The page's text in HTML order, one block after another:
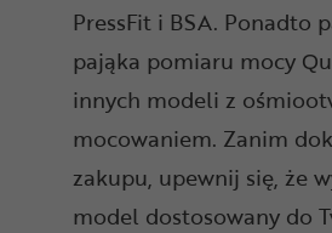
PressFit i BSA. Ponadto
pająka pomiaru mocy
innych modeli z
mocowaniem. Zanim
zakupu, upewnij się, że
model dostosowany do